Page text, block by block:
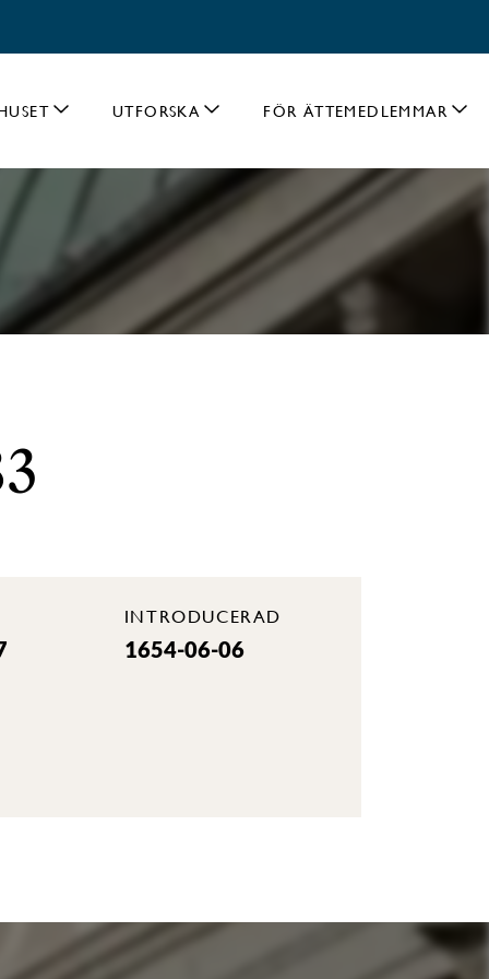
UTFORSKA FÖR ÄTTEMEDLEMMAR
INTRODUCERAD
1654-06-06